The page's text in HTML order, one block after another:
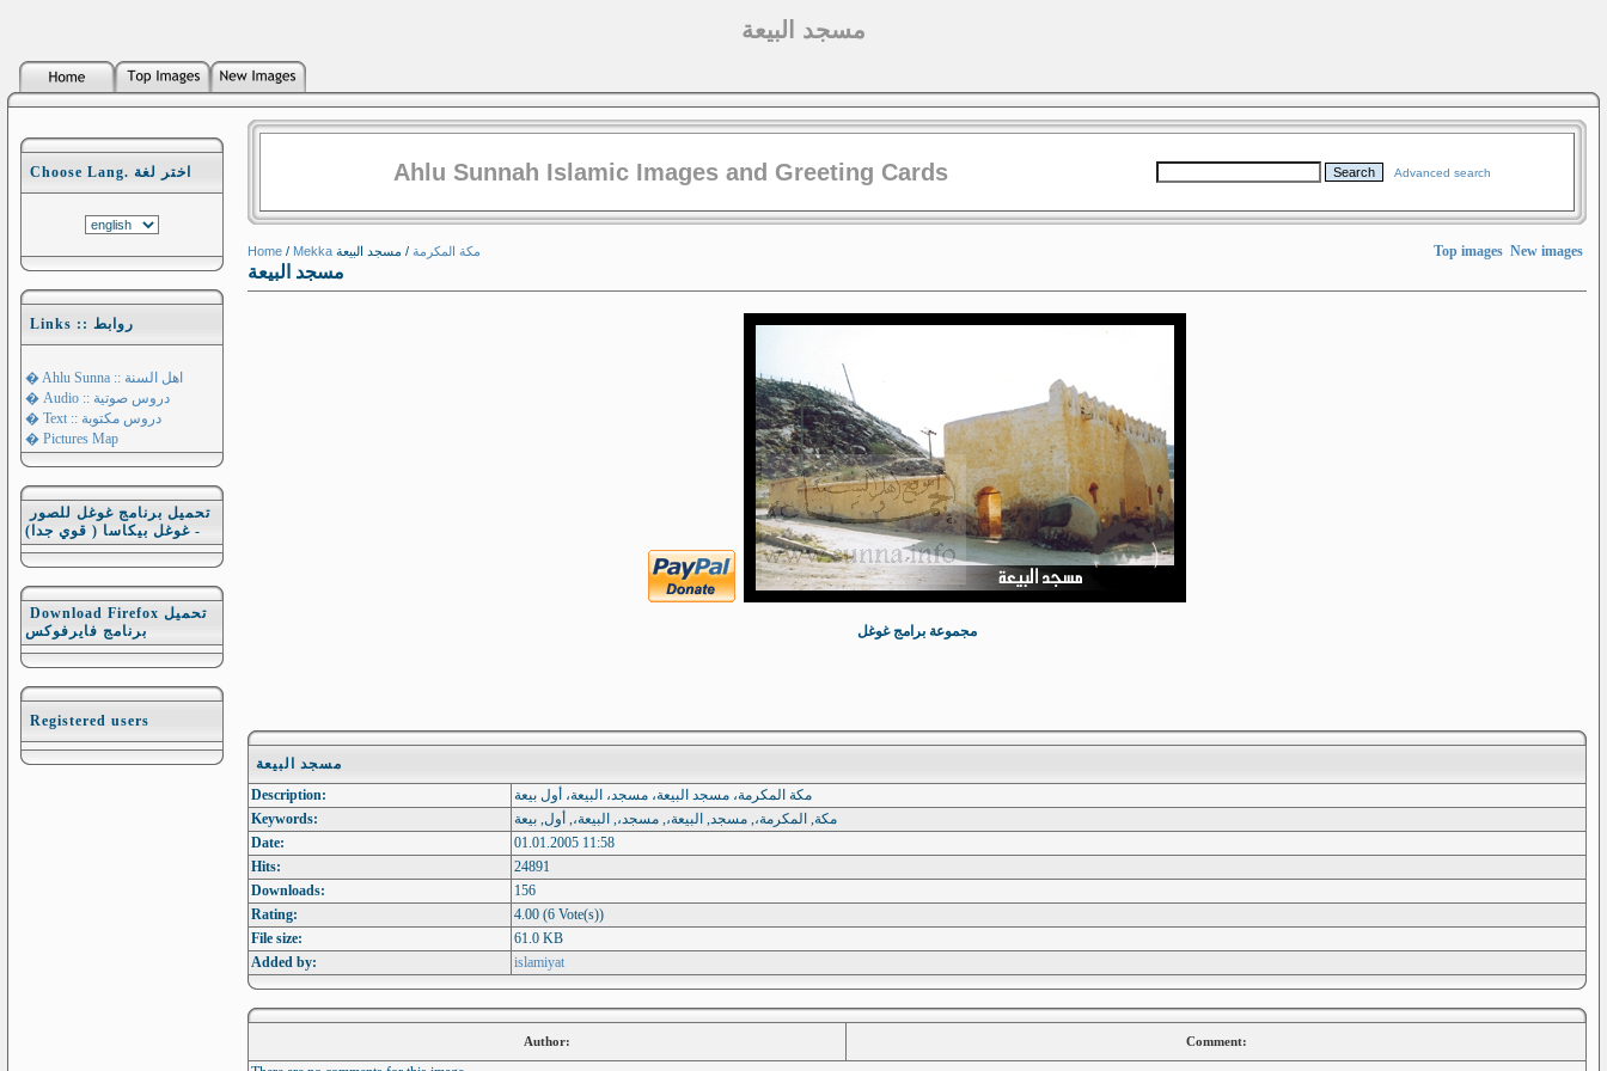
مسجد البيعة
Choose Lang. اختر لغة
Links :: روابط
� Ahlu Sunna :: اهل السنة
� Audio :: دروس صوتية
� Text :: دروس مكتوبة
� Pictures Map
تحميل برنامج غوغل للصور
- غوغل بيكاسا ( قوي جدا)
Download Firefox تحميل
برنامج فايرفوكس
Registered users
Ahlu Sunnah Islamic Images and Greeting Cards Advanced search
Home / Mekka مكة المكرمة / مسجد البيعة Top images New images
مسجد البيعة
مجموعة برامج غوغل
مسجد البيعة
Description:
مكة المكرمة، مسجد البيعة، مسجد، البيعة، أول بيعة
Keywords:
مكة, المكرمة،, مسجد, البيعة،, مسجد،, البيعة،, أول, بيعة
Date:
01.01.2005 11:58
Hits:
24891
Downloads:
156
Rating:
4.00 (6 Vote(s))
File size:
61.0 KB
Added by:
islamiyat
Author: Comment: